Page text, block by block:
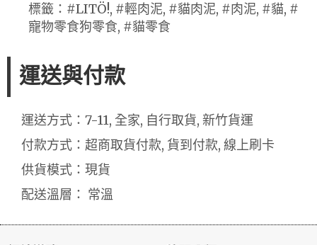
標籤：#LITÖ!, #輕肉泥, #貓肉泥, #肉泥, #貓, #
寵物零食狗零食, #貓零食
運送與付款
運送方式：7-11, 全家, 自行取貨, 新竹貨運
付款方式：超商取貨付款, 貨到付款, 線上刷卡
供貨模式：現貨
配送溫層： 常溫